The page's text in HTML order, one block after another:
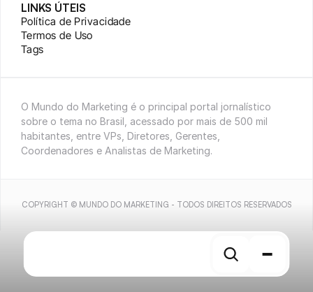
LINKS ÚTEIS
Política de Privacidade
Termos de Uso
Tags
O Mundo do Marketing é o principal portal jornalístico
sobre o tema no Brasil, acessado por mais de 500 mil
habitantes, entre VPs, Diretores, Gerentes,
Coordenadores e Analistas de Marketing.
COPYRIGHT © MUNDO DO MARKETING - TODOS DIREITOS RESERVADOS